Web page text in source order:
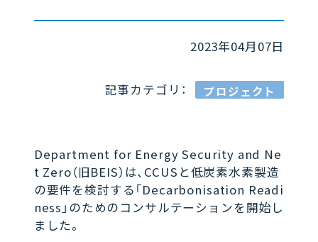
2023年04月07日
記事カテゴリ： プロジェクト
Department for Energy Security and Ne
t Zero（旧BEIS）は、CCUSと低炭素水素製造
の要件を検討する「Decarbonisation Readi
ness」のためのコンサルテーションを開始し
ました。